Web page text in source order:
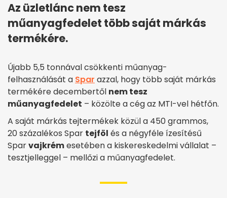
Az üzletlánc nem tesz
műanyagfedelet több saját márkás
termékére.
Újabb 5,5 tonnával csökkenti műanyag-
felhasználását a Spar azzal, hogy több saját márkás
termékére decembertől nem tesz
műanyagfedelet – közölte a cég az MTI-vel hétfőn.
A saját márkás tejtermékek közül a 450 grammos,
20 százalékos Spar tejföl és a négyféle ízesítésű
Sparvajkrémesetében a kiskereskedelmi vállalat –
tesztjelleggel – mellőzi a műanyagfedelet.